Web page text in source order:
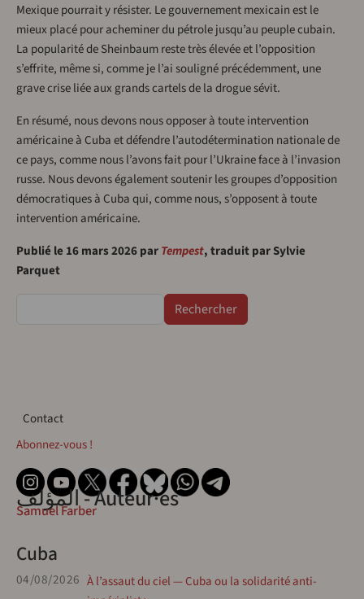
Mexique pourrait y résister. Le gouvernement mexicain est le
mieux placé pour acheminer du pétrole jusqu’au peuple cubain.
La popularité de Sheinbaum reste très élevée et l’opposition
s’effrite, même si, comme je l’ai souligné précédemment, une
grave crise liée aux grands cartels de la drogue sévit.
En résumé, nous devons nous opposer à toute intervention
américaine à Cuba et défendre l’autodétermination nationale de
ce pays, comme nous l’avons fait pour l’Ukraine face à l’invasion
russe. Nous devons également soutenir les groupes d’opposition
démocratiques à Cuba qui, comme nous, s’opposent à toute
intervention américaine.
Publié le 16 mars 2026 parTempest, traduit par Sylvie
Parquet
Contact
Contact
Abonnez-vous !
المؤلف - Auteur·esSamuel Farber
Cuba
04/08/2026 À l’assaut du ciel — Cuba ou la solidarité anti-